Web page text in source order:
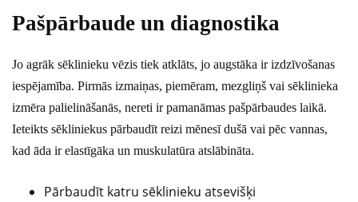
Pašpārbaude un diagnostika
Jo agrāk sēklinieku vēzis tiek atklāts, jo augstāka ir izdzīvošanas
iespējamība. Pirmās izmaiņas, piemēram, mezgliņš vai sēklinieka
izmēra palielināšanās, nereti ir pamanāmas pašpārbaudes laikā.
Ieteikts sēkliniekus pārbaudīt reizi mēnesī dušā vai pēc vannas,
kad āda ir elastīgāka un muskulatūra atslābināta.
Pārbaudīt katru sēklinieku atsevišķi